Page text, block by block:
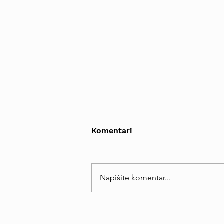
Komentari
Napišite komentar...